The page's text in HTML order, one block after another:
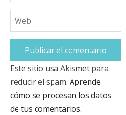
Este sitio usa Akismet para
reducir el spam. Aprende
cómo se procesan los datos
de tus comentarios.